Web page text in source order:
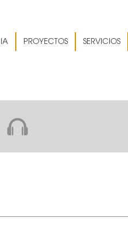
PROYECTOS SERVICIOS